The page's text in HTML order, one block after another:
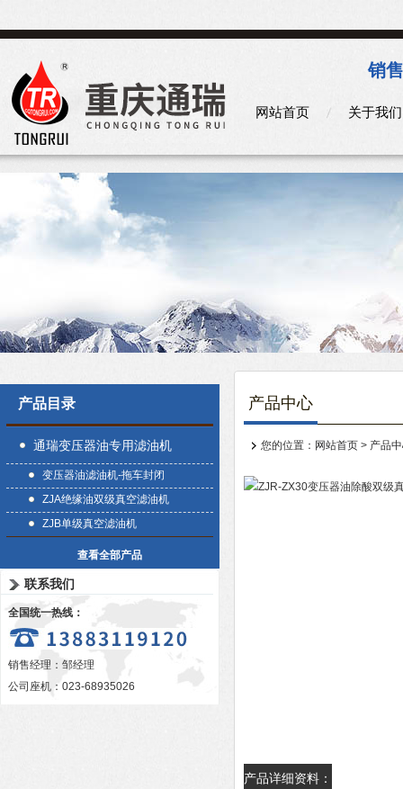
销
网站首页 关于我们
产品目录
通瑞变压器油专用滤油机
变压器油滤油机-拖车封闭
ZJA绝缘油双级真空滤油机
ZJB单级真空滤油机
查看全部产品
联系我们
全国统一热线：
销售经理：邹经理
公司座机：023-68935026
产品中心
您的位置： 网站首页 > 产品
产品详细资料：